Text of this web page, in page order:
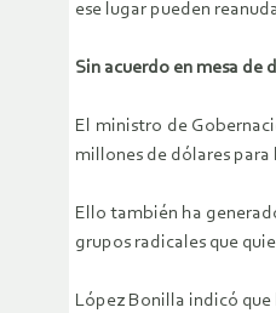
ese lugar pueden
Sin acuerdo en mesa de
El ministro de
millones de dólares
Ello también ha
grupos radicales que
López Bonilla indicó que